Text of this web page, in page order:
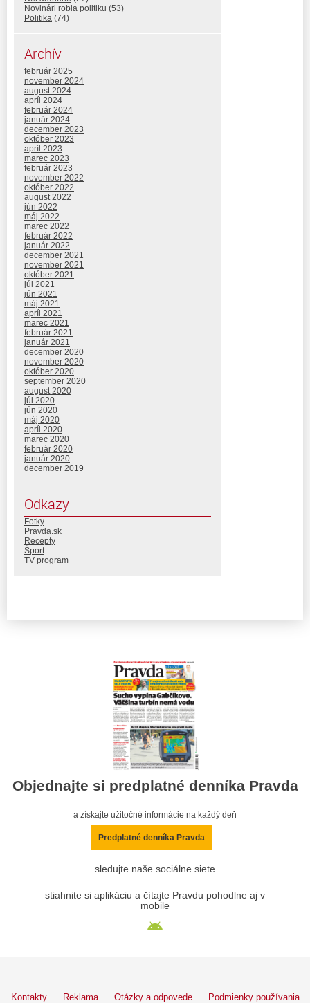
Novinári robia politiku (53)
Politika (74)
Archív
február 2025
november 2024
august 2024
apríl 2024
február 2024
január 2024
december 2023
október 2023
apríl 2023
marec 2023
február 2023
november 2022
október 2022
august 2022
jún 2022
máj 2022
marec 2022
február 2022
január 2022
december 2021
november 2021
október 2021
júl 2021
jún 2021
máj 2021
apríl 2021
marec 2021
február 2021
január 2021
december 2020
november 2020
október 2020
september 2020
august 2020
júl 2020
jún 2020
máj 2020
apríl 2020
marec 2020
február 2020
január 2020
december 2019
Odkazy
Fotky
Pravda.sk
Recepty
Šport
TV program
Objednajte si predplatné denníka Pravda
a získajte užitočné informácie na každý deň
Predplatné denníka Pravda
sledujte naše sociálne siete
stiahnite si aplikáciu a čítajte Pravdu pohodlne aj v
mobile
Kontakty Reklama Otázky a odpovede Podmienky používania